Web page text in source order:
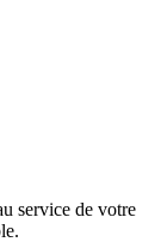
service de votre